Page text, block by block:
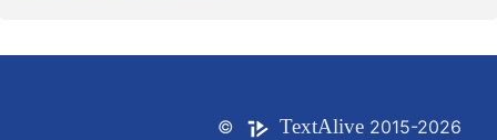
© TextAlive 2015-2026